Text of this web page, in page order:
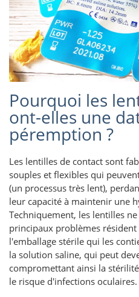
Pourquoi les
ont-elles une
péremption ?
Les lentilles de contact sont
souples et flexibles qui
(un processus très lent),
leur capacité à maintenir une
Techniquement, les lentilles
principaux problèmes
l'emballage stérile qui les
la solution saline, qui peut
compromettant ainsi la
le risque d'infections oculaires.